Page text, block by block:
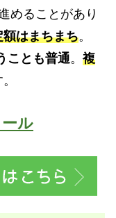
めることがあり
はまちまち。
ことも普通。 複
ル